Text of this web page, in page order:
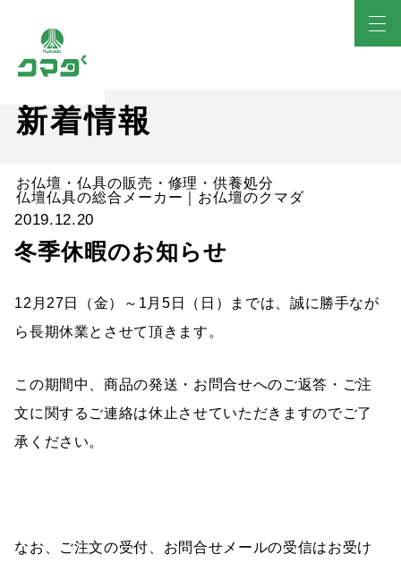
新着情報
お仏壇・仏具の販売・修理・供養処分
仏壇仏具の総合メーカー｜お仏壇のクマダ
2019.12.20
冬季休暇のお知らせ
12月27日（金）～1月5日（日）までは、誠に勝手なが
ら長期休業とさせて頂きます。
この期間中、商品の発送・お問合せへのご返答・ご注
文に関するご連絡は休止させていただきますのでご了
承ください。
なお、ご注文の受付、お問合せメールの受信はお受け